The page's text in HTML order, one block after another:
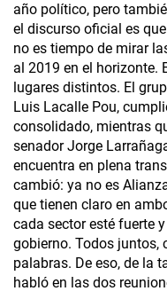
año político, pero
el discurso oficial es
no es tiempo de mirar
al 2019 en el horizonte.
lugares distintos. El
Luis Lacalle Pou,
consolidado, mientras
senador Jorge
encuentra en plena
cambió: ya no es
que tienen claro en
cada sector esté fuerte
gobierno. Todos juntos,
palabras. De eso, de la
habló en las dos